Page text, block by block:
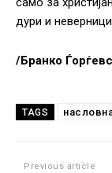
дури и
/Бранко
TAGS
Previous article